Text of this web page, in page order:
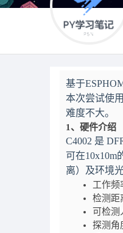
基于
本次尝试使
难度不大。
1、硬件介绍
C4002 是
可在10x10m
离）及环境
工作频
检测距
可检
探测角